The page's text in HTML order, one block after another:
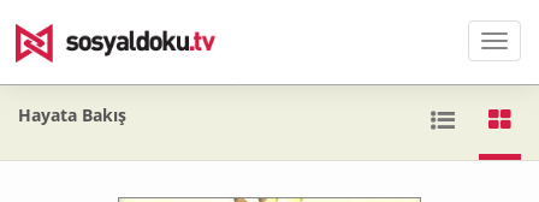
Menü
Hayata Bakış